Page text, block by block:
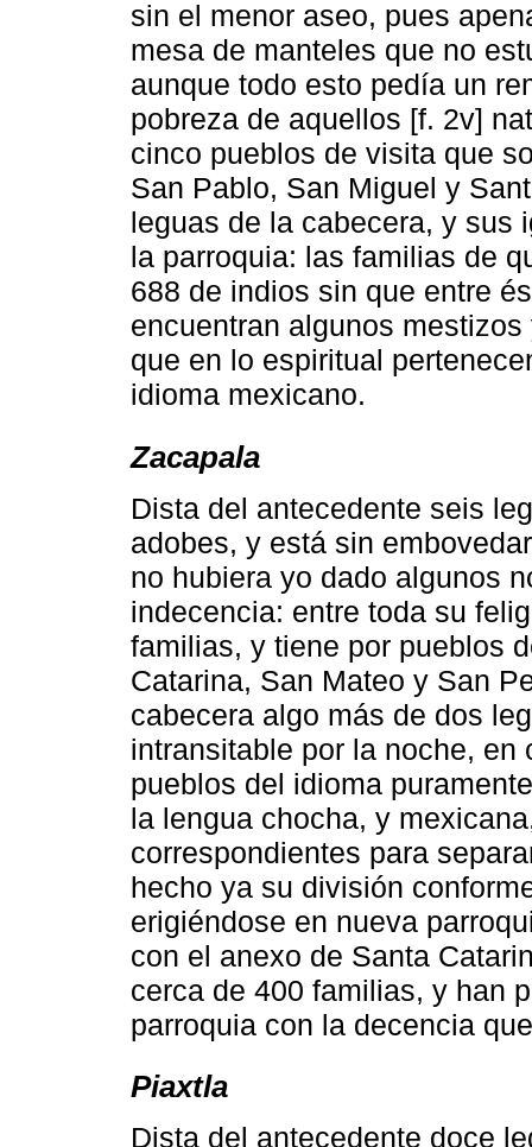
sin el menor aseo, pues
mesa de manteles que no
aunque todo esto pedía un
pobreza de aquellos [f. 2v]
cinco pueblos de visita que
San Pablo, San Miguel y
leguas de la cabecera, y sus
la parroquia: las familias de
688 de indios sin que entre
encuentran algunos
que en lo espiritual
idioma mexicano.
Zacapala
Dista del antecedente seis
adobes, y está sin
no hubiera yo dado algunos
indecencia: entre toda su
familias, y tiene por pueblos
Catarina, San Mateo y San
cabecera algo más de dos
intransitable por la noche,
pueblos del idioma
la lengua chocha, y
correspondientes para
hecho ya su división
erigiéndose en nueva
con el anexo de Santa
cerca de 400 familias, y han
parroquia con la decencia
Piaxtla
Dista del antecedente doce